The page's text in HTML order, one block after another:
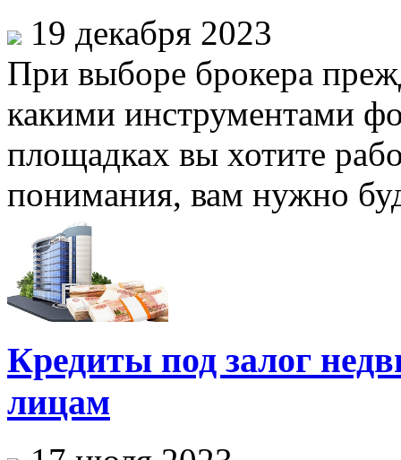
19 декабря 2023
При выборе брокера
какими инструментами
площадках вы хотите
понимания, вам нужно
Кредиты под залог
лицам